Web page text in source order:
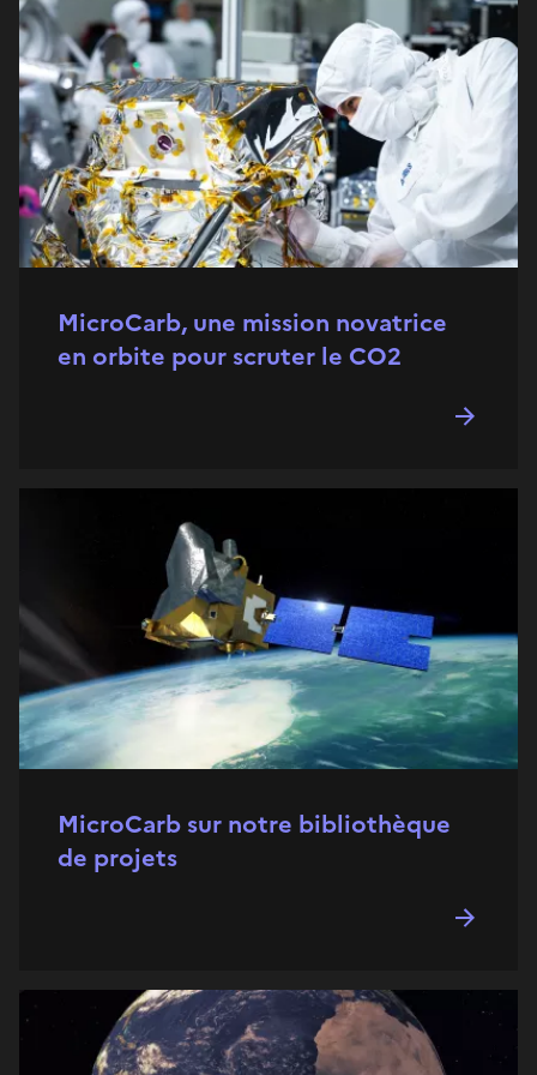
MicroCarb, une mission novatrice
en orbite pour scruter le CO2
MicroCarb sur notre bibliothèque
de projets